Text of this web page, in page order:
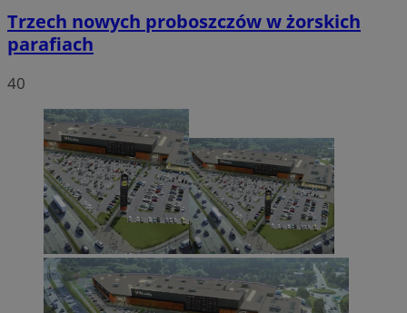
Trzech nowych proboszczów w żorskich
parafiach
40